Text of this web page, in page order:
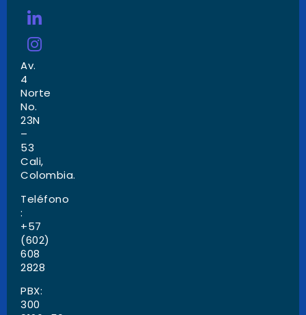
Av.
4
Norte
No.
23N
–
53
Cali,
Colombia.
Teléfono
:
+57
(602)
608
2828
PBX:
300